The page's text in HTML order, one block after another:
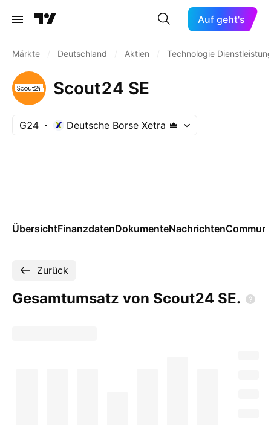
Auf geht's
Märkte Deutschland Aktien Technologie
Scout24 SE
G24 Deutsche Borse Xetra
ÜbersichtFinanzdatenDokumenteNachrichten
Zurück
Gesamtumsatz von Scout24 SE.